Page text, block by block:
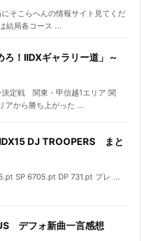
そこらへんの情報サイト見てくだ
結局各コース ...
ろ！IIDXギャラリー道」～
決定戦 関東・甲信越1エリア 関
アから勝ち上がった ...
DJ TROOPERS まと
SP 6705.pt DP 731.pt プレ ...
デフォ新曲一言感想